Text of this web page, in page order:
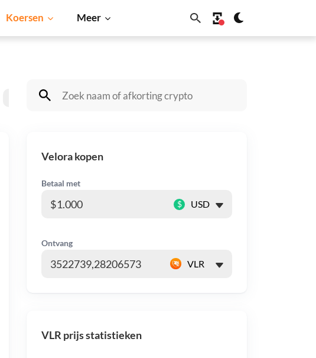
Koersen Meer
Dogecoin Solana BNB
Velora kopen
Betaal met
$
Ontvang
VLR prijs statistieken